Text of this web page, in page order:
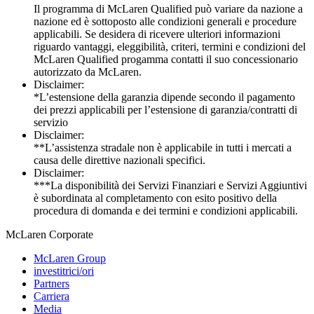
Il programma di McLaren Qualified può variare da nazione a
nazione ed è sottoposto alle condizioni generali e procedure
applicabili. Se desidera di ricevere ulteriori informazioni
riguardo vantaggi, eleggibilità, criteri, termini e condizioni del
McLaren Qualified progamma contatti il suo concessionario
autorizzato da McLaren.
Disclaimer:
*L’estensione della garanzia dipende secondo il pagamento
dei prezzi applicabili per l’estensione di garanzia/contratti di
servizio
Disclaimer:
**L’assistenza stradale non è applicabile in tutti i mercati a
causa delle direttive nazionali specifici.
Disclaimer:
***La disponibilità dei Servizi Finanziari e Servizi Aggiuntivi
è subordinata al completamento con esito positivo della
procedura di domanda e dei termini e condizioni applicabili.
McLaren Corporate
McLaren Group
investitrici/ori
Partners
Carriera
Media